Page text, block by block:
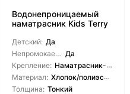
Водонепроницаемый
наматрасник Kids Terry
Детский: Да
Непромокаемый: Да
Крепление: Наматрасник-чехол
Материал: Хлопок/полиэстер
Толщина: Тонкий